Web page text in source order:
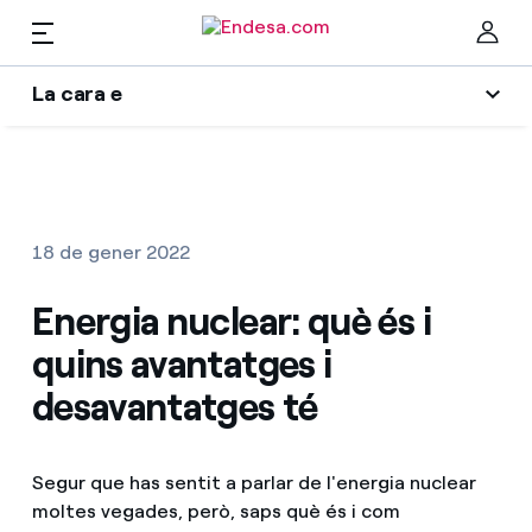
La cara e
Autors
Una resposta
El llegat que serem
Wikivatios
Music Lover
Llars
Troba la tarifa que més et convé
Per cada kWh que estalviïs, et descomptem un
altre
Serveis
Mobilitat
Solar
18 de gener 2022
Energia nuclear: què és i
quins avantatges i
desavantatges té
Segur que has sentit a parlar de l'energia nuclear
moltes vegades, però, saps què és i com